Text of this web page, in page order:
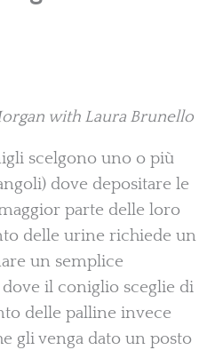
with Laura Brunello
scelgono uno o più
dove depositare le
parte delle loro
delle urine richiede un
un semplice
il coniglio sceglie di
delle palline invece
gli venga dato un posto